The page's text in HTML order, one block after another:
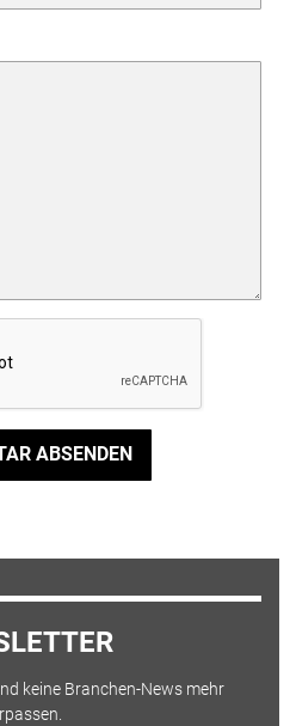
ABSENDEN
keine Branchen-News mehr